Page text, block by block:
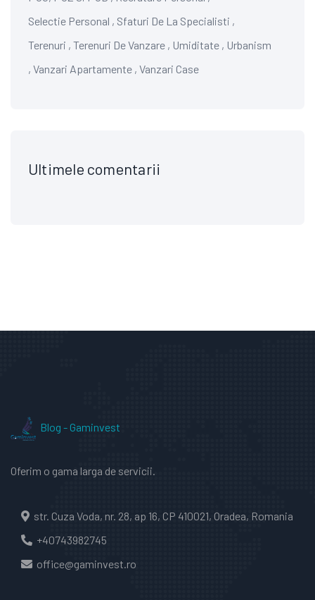
Selectie Personal , Sfaturi De La Specialisti ,
Terenuri , Terenuri De Vanzare , Umiditate , Urbanism
, Vanzari Apartamente , Vanzari Case
Ultimele comentarii
Blog - Gaminvest
Oferim o gama larga de servicii.
str. Cuza Voda, nr. 28, ap 16, CP 410021, Oradea, Romania
+40743982745
office@gaminvest.ro